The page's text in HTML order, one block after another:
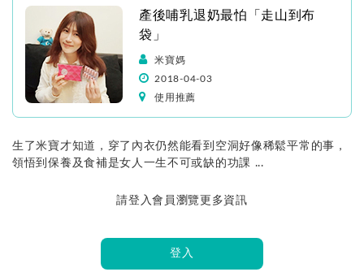
產後哺乳退奶最怕「走山到布
袋」
米寶媽
2018-04-03
使用推薦
生了米寶才知道，穿了內衣仍然能看到空洞好像稀鬆平常的事，
領悟到保養及食補是女人一生不可或缺的功課 ...
請登入會員瀏覽更多資訊
登入